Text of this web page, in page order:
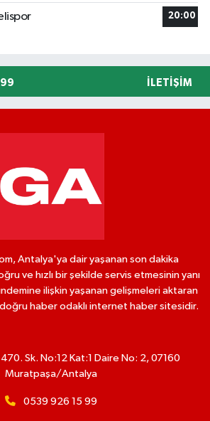
20:00
İLETIŞIM
Antalya'ya dair yaşanan son dakika
ve hızlı bir şekilde servis etmesinin yanı
ilişkin yaşanan gelişmeleri aktaran
haber odaklı internet haber sitesidir.
Sk. No:12 Kat:1 Daire No: 2, 07160
Muratpaşa/Antalya
0539 926 15 99